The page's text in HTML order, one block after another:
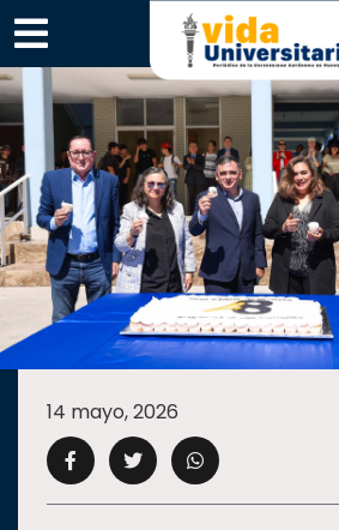
×
SECCIONES
ACADEMIA
CAMPUS UANL
14 mayo, 2026